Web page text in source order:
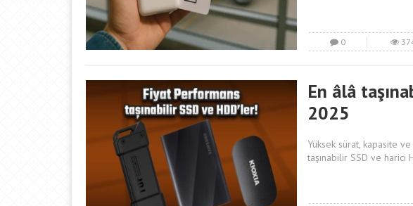
0
En âlâ
2025
Yüksek sürat, kapasite
taşınabilir SSD ve harici